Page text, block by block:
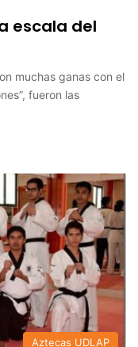
escala del
muchas ganas con el
fueron las
Aztecas UDLAP